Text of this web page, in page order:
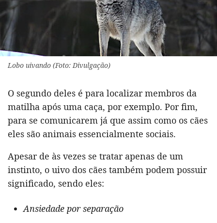
Lobo uivando (Foto: Divulgação)
O segundo deles é para localizar membros da
matilha após uma caça, por exemplo. Por fim,
para se comunicarem já que assim como os cães
eles são animais essencialmente sociais.
Apesar de às vezes se tratar apenas de um
instinto, o uivo dos cães também podem possuir
significado, sendo eles:
Ansiedade por separação